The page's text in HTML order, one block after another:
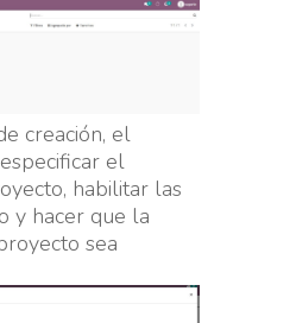
creación, el
el
habilitar las
y hacer que la
sea